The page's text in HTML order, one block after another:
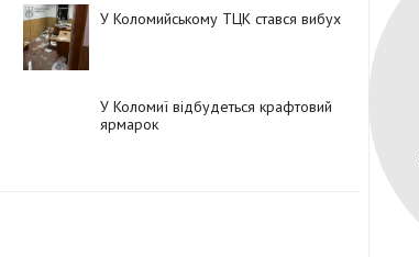
У Коломийському ТЦК стався вибух
У Коломиї відбудеться крафтовий
ярмарок